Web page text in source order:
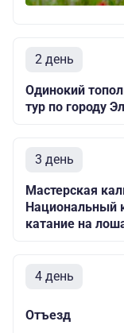
2 день
Одинокий
тур по городу
3 день
Мастерская
Национальный
катание на
4 день
Отъезд